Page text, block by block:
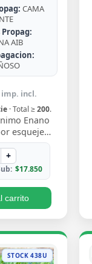
CAMA
AIB
incl.
· Total ≥200.
Enano
esqueje
compacto
verde
borde…
+
$17.850
carrito
STOCK 438U